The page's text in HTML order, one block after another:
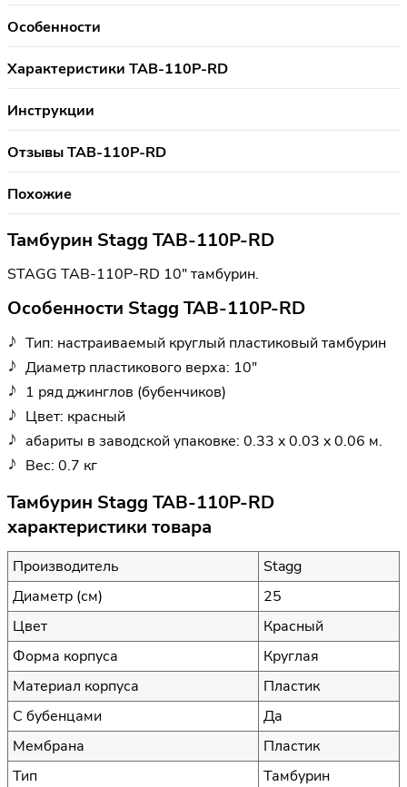
Особенности
Характеристики TAB-110P-RD
Инструкции
Отзывы TAB-110P-RD
Похожие
Тамбурин Stagg TAB-110P-RD
STAGG TAB-110P-RD 10" тамбурин.
Особенности Stagg TAB-110P-RD
Тип: настраиваемый круглый пластиковый тамбурин
Диаметр пластикового верха: 10"
1 ряд джинглов (бубенчиков)
Цвет: красный
абариты в заводской упаковке: 0.33 x 0.03 x 0.06 м.
Вес: 0.7 кг
Тамбурин Stagg TAB-110P-RD
характеристики товара
Производитель
Stagg
Диаметр (см)
25
Цвет
Красный
Форма корпуса
Круглая
Материал корпуса
Пластик
С бубенцами
Да
Мембрана
Пластик
Тип
Тамбурин